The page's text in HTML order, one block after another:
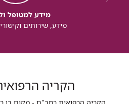
מידע למטופל
מידע, שירותים
הקריה